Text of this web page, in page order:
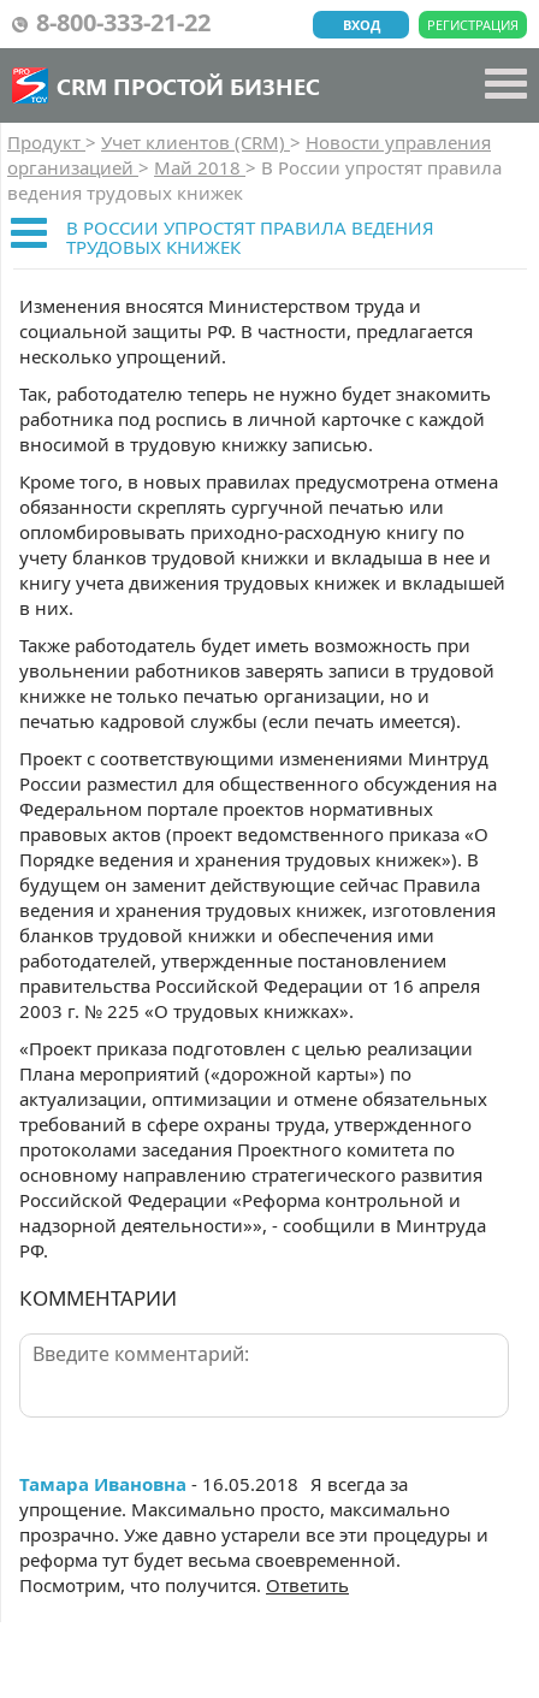
8-800-333-21-22 РЕГИСТРАЦИЯ
ВХОД
CRM ПРОСТОЙ БИЗНЕС
Продукт > Учет клиентов (CRM) > Новости управления
организацией > Май 2018 > В России упростят правила
ведения трудовых книжек
В РОССИИ УПРОСТЯТ ПРАВИЛА ВЕДЕНИЯ
ТРУДОВЫХ КНИЖЕК
Изменения вносятся Министерством труда и
социальной защиты РФ. В частности, предлагается
несколько упрощений.
Так, работодателю теперь не нужно будет знакомить
работника под роспись в личной карточке с каждой
вносимой в трудовую книжку записью.
Кроме того, в новых правилах предусмотрена отмена
обязанности скреплять сургучной печатью или
опломбировывать приходно-расходную книгу по
учету бланков трудовой книжки и вкладыша в нее и
книгу учета движения трудовых книжек и вкладышей
в них.
Также работодатель будет иметь возможность при
увольнении работников заверять записи в трудовой
книжке не только печатью организации, но и
печатью кадровой службы (если печать имеется).
Проект с соответствующими изменениями Минтруд
России разместил для общественного обсуждения на
Федеральном портале проектов нормативных
правовых актов (проект ведомственного приказа «О
Порядке ведения и хранения трудовых книжек»). В
будущем он заменит действующие сейчас Правила
ведения и хранения трудовых книжек, изготовления
бланков трудовой книжки и обеспечения ими
работодателей, утвержденные постановлением
правительства Российской Федерации от 16 апреля
2003 г. № 225 «О трудовых книжках».
«Проект приказа подготовлен с целью реализации
Плана мероприятий («дорожной карты») по
актуализации, оптимизации и отмене обязательных
требований в сфере охраны труда, утвержденного
протоколами заседания Проектного комитета по
основному направлению стратегического развития
Российской Федерации «Реформа контрольной и
надзорной деятельности»», - сообщили в Минтруда
РФ.
КОММЕНТАРИИ
Тамара Ивановна - 16.05.2018 Я всегда за
упрощение. Максимально просто, максимально
прозрачно. Уже давно устарели все эти процедуры и
реформа тут будет весьма своевременной.
Посмотрим, что получится. Ответить